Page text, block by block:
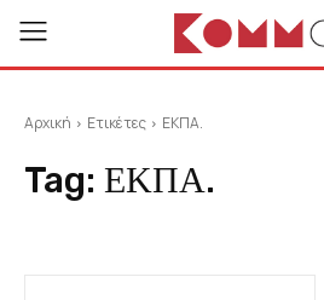
Αρχική Ετικέτες ΕΚΠΑ.
Tag: ΕΚΠΑ.